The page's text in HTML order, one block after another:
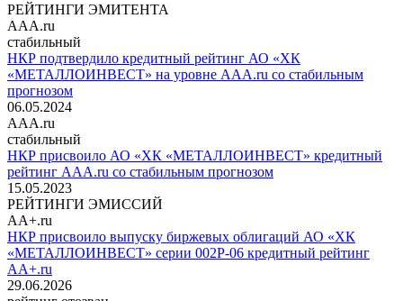
РЕЙТИНГИ ЭМИТЕНТА
AAA.ru
стабильный
НКР подтвердило кредитный рейтинг АО «ХК
«МЕТАЛЛОИНВЕСТ» на уровне AAA.ru со стабильным
прогнозом
06.05.2024
AAA.ru
стабильный
НКР присвоило АО «ХК «МЕТАЛЛОИНВЕСТ» кредитный
рейтинг AAA.ru со стабильным прогнозом
15.05.2023
РЕЙТИНГИ ЭМИССИЙ
AA+.ru
НКР присвоило выпуску биржевых облигаций АО «ХК
«МЕТАЛЛОИНВЕСТ» серии 002Р-06 кредитный рейтинг
AA+.ru
29.06.2026